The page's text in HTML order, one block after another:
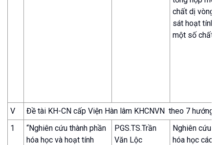
chất dị vòng
sát hoạt tính
một số chất
V
Đề tài KH-CN cấp Viện Hàn lâm KHCNVN theo 7 hướng
1
“Nghiên cứu thành phần
hóa học và hoạt tính
PGS.TS.Trần
Văn Lộc
Nghiên cứu
hóa học các